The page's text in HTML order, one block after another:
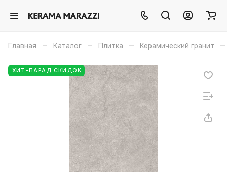
Главная – Каталог – Плитка – Керамический гранит –
ХИТ-ПАРАД СКИДОК